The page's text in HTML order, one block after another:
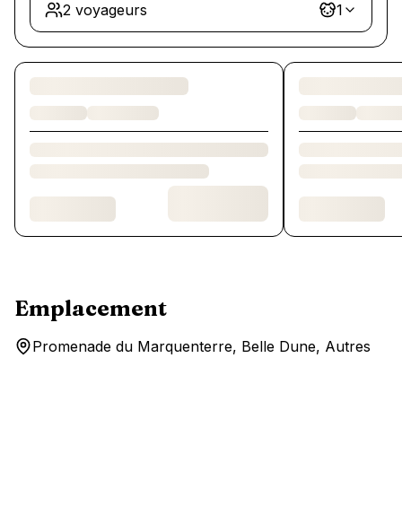
2 voyageurs 1
Chargement des chambres et des formules…
Emplacement
Promenade du Marquenterre, Belle Dune, Autres